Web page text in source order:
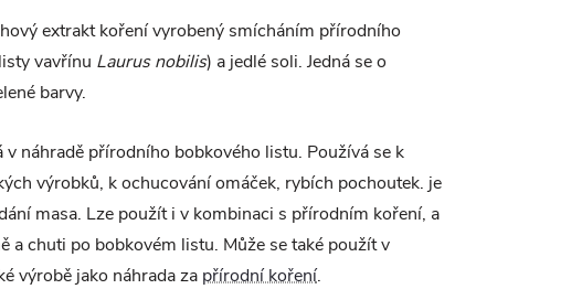
extrakt koření vyrobený smícháním přírodního
listy vavřínu Laurus nobilis) a jedlé soli. Jedná se o
barvy.
v náhradě přírodního bobkového listu. Používá se k
výrobků, k ochucování omáček, rybích pochoutek. je
masa. Lze použít i v kombinaci s přírodním koření, a
a chuti po bobkovém listu. Může se také použít v
výrobě jako náhrada za přírodní koření.